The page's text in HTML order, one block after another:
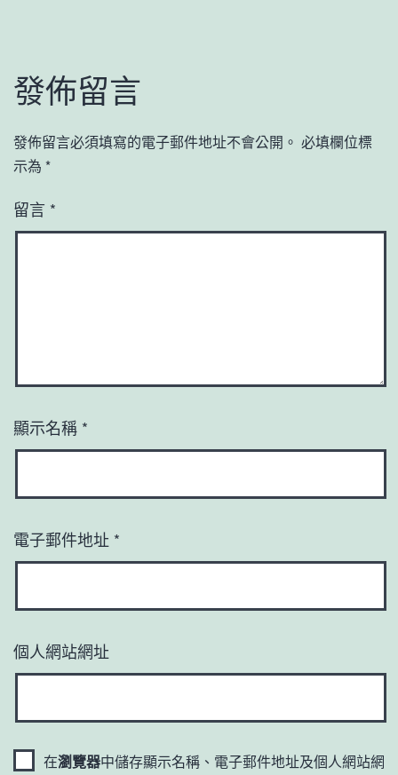
發佈留言
發佈留言必須填寫的電子郵件地址不會公開。 必填欄位標
示為 *
留言 *
顯示名稱 *
電子郵件地址 *
個人網站網址
在瀏覽器中儲存顯示名稱、電子郵件地址及個人網站網